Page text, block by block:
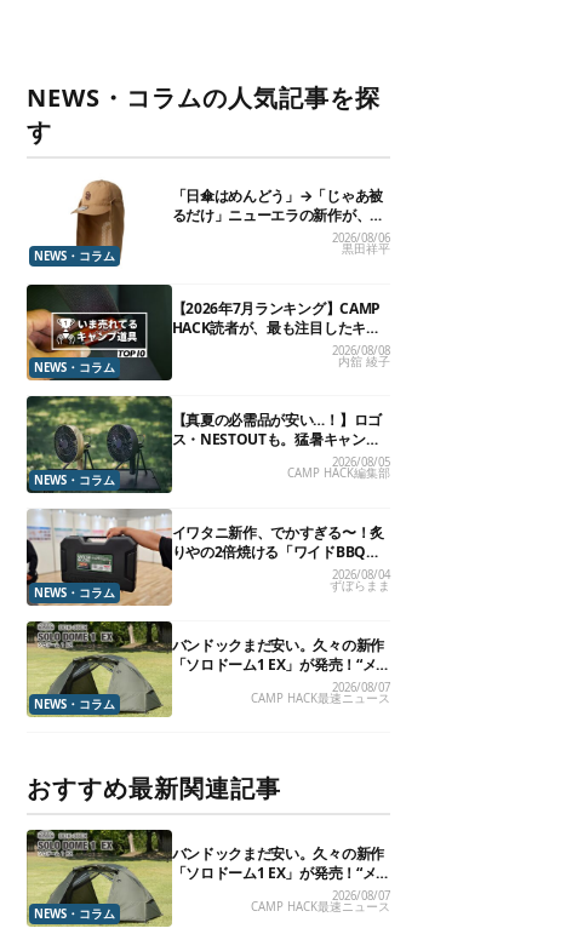
NEWS・コラムの人気記事を探
す
NEWS・コラム
「日傘はめんどう」→「じゃあ被
るだけ」ニューエラの新作が、真
2026/08/06
黒田祥平
NEWS・コラム
【2026年7月ランキング】CAMP
HACK読者が、最も注目したキャ
2026/08/08
内舘 綾子
NEWS・コラム
【真夏の必需品が安い…！】ロゴ
ス・NESTOUTも。猛暑キャンプ
を救う「保冷クーラー・暑さ対策
ギア」12選
2026/08/05
CAMP HACK編集部
NEWS・コラム
イワタニ新作、でかすぎる〜！炙
りやの2倍焼ける「ワイドBBQグ
リル」で“豪快焼肉”できるよ【再
販開始】
2026/08/04
ずぼらまま
NEWS・コラム
バンドックまだ安い。久々の新作
「ソロドーム1 EX」が発売！“メ
ッシュインナー”だけでも使える
よ【防災も◎】
2026/08/07
CAMP HACK最速ニュース
おすすめ最新関連記事
NEWS・コラム
バンドックまだ安い。久々の新作
「ソロドーム1 EX」が発売！“メ
ッシュインナー”だけでも使える
よ【防災も◎】
2026/08/07
CAMP HACK最速ニュース